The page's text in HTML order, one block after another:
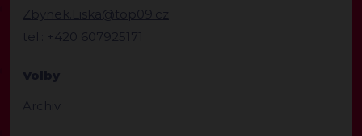
Zbynek.Liska@top09.cz
tel.: +420 607925171
Volby
Archiv